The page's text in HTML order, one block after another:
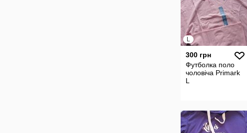
L
300 грн
Футболка поло
чоловіча Primark
L